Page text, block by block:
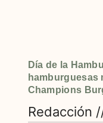
Día de la
hamburguesas
Champions
Redacción